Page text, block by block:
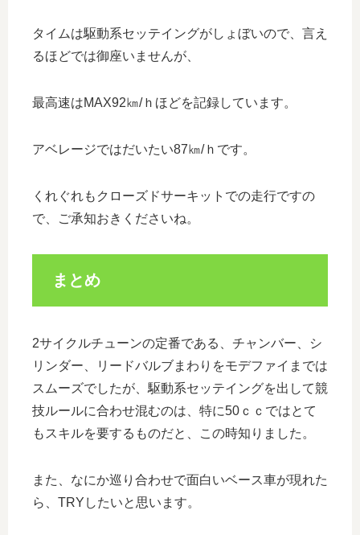
タイムは駆動系セッテイングがしょぼいので、言え
るほどでは御座いませんが、
最高速はMAX92㎞/ｈほどを記録しています。
アベレージではだいたい87㎞/ｈです。
くれぐれもクローズドサーキットでの走行ですの
で、ご承知おきくださいね。
まとめ
2サイクルチューンの定番である、チャンバー、シ
リンダー、リードバルブまわりをモデファイまでは
スムーズでしたが、駆動系セッテイングを出して競
技ルールに合わせ混むのは、特に50ｃｃではとて
もスキルを要するものだと、この時知りました。
また、なにか巡り合わせで面白いベース車が現れた
ら、TRYしたいと思います。